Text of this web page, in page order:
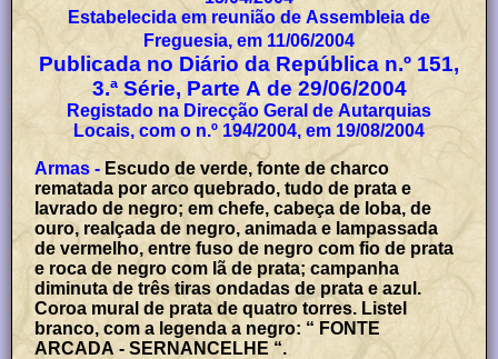
Estabelecida em reunião de Assembleia de
Freguesia, em 11/06/2004
Publicada no Diário da República n.º 151,
3.ª Série, Parte A de 29/06/2004
Registado na Direcção Geral de Autarquias
Locais, com o n.º 194/2004, em 19/08/2004
Armas - Escudo de verde, fonte de charco
rematada por arco quebrado, tudo de prata e
lavrado de negro; em chefe, cabeça de loba, de
ouro, realçada de negro, animada e lampassada
de vermelho, entre fuso de negro com fio de prata
e roca de negro com lã de prata; campanha
diminuta de três tiras ondadas de prata e azul.
Coroa mural de prata de quatro torres. Listel
branco, com a legenda a negro: “ FONTE
ARCADA - SERNANCELHE “.